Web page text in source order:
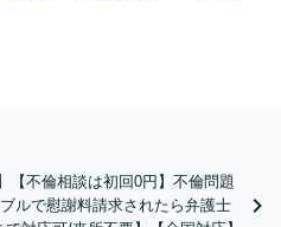
【不倫相談は初回0円】不倫問題
ルで慰謝料請求されたら弁護士